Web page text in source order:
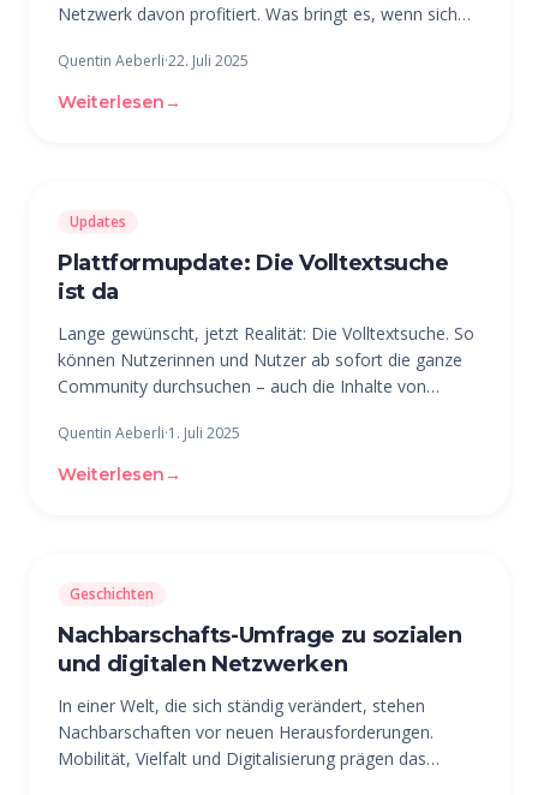
Netzwerk davon profitiert. Was bringt es, wenn sich
Wenn jemand einen Fahrdienst übernimmt, ein
anderes Mitglied sein
Quentin Aeberli·22. Juli 2025
Weiterlesen →
Updates
Plattformupdate: Die Volltextsuche
ist da
Lange gewünscht, jetzt Realität: Die Volltextsuche. So
können Nutzerinnen und Nutzer ab sofort die ganze
Community durchsuchen – auch die Inhalte von
Quartal 2025 sonst noch getan hat, erfährst du hier.
Die Volltextsuche:
Quentin Aeberli·1. Juli 2025
Weiterlesen →
Geschichten
Nachbarschafts-Umfrage zu sozialen
und digitalen Netzwerken
In einer Welt, die sich ständig verändert, stehen
Nachbarschaften vor neuen Herausforderungen.
Mobilität, Vielfalt und Digitalisierung prägen das